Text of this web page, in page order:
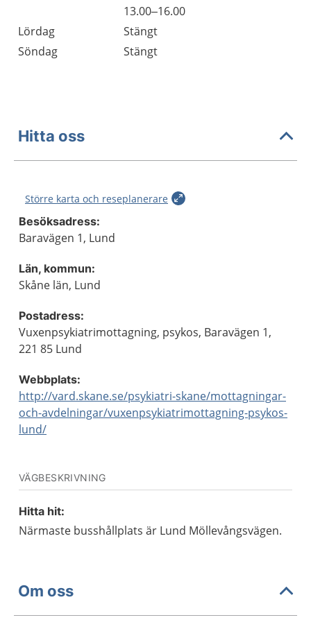
13.00–16.00
Lördag
Stängt
Söndag
Stängt
Hitta oss
Större karta och reseplanerare
Besöksadress:
Baravägen 1, Lund
Län, kommun:
Skåne län, Lund
Postadress:
Vuxenpsykiatrimottagning, psykos, Baravägen 1,
221 85 Lund
Webbplats:
http://vard.skane.se/psykiatri-skane/mottagningar-
och-avdelningar/vuxenpsykiatrimottagning-psykos-
lund/
VÄGBESKRIVNING
Hitta hit:
Närmaste busshållplats är Lund Möllevångsvägen.
Om oss